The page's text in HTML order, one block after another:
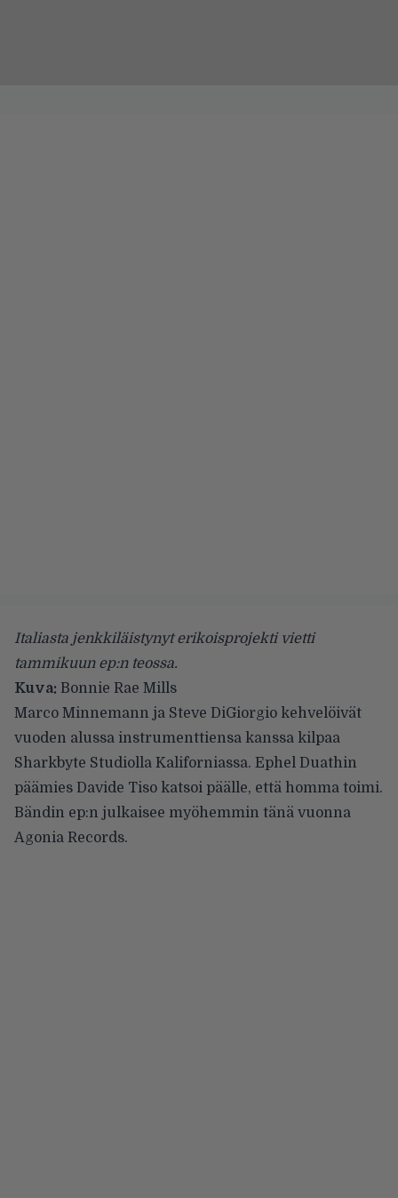
Italiasta jenkkiläistynyt erikoisprojekti vietti
tammikuun ep:n teossa.
Kuva: Bonnie Rae Mills
Marco Minnemann ja Steve DiGiorgio kehvelöivät
vuoden alussa instrumenttiensa kanssa kilpaa
Sharkbyte Studiolla Kaliforniassa. Ephel Duathin
päämies Davide Tiso katsoi päälle, että homma toimi.
Bändin ep:n julkaisee myöhemmin tänä vuonna
Agonia Records.